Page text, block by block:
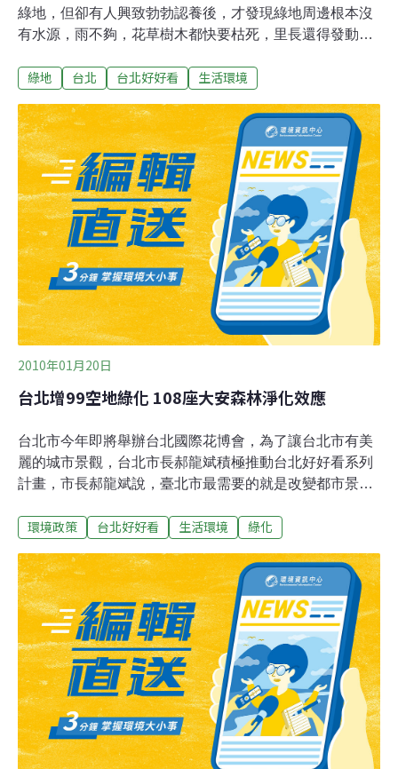
綠地，但卻有人興致勃勃認養後，才發現綠地周邊根本沒
有水源，雨不夠，花草樹木都快要枯死，里長還得發動里
聽到抱怨，台北市產發局趕緊出面協調區公所協助解決。
北市產發局花錢蓋了花圃，鋪了步道，種了花草樹木，為
了推動「台北好好看」，歡迎認養，但有里長認養後，發
現差很大，只能自力救濟，維持綠地，直到議員出面，當
初規劃的產發局才說會協調處理。綠地上頭的花草樹木已
經種了超過半年，卻到了隔年一月，才開始找水源，這
「好好看」的計畫，反而成了認養人的困擾。
綠地 台北 台北好好看 生活環境
2010年01月20日
台北增99空地綠化 108座大安森林淨化效應
台北市今年即將舉辦台北國際花博會，為了讓台北市有美
麗的城市景觀，台北市長郝龍斌積極推動台北好好看系列
計畫，市長郝龍斌說，臺北市最需要的就是改變都市景
快樂地球」，就是要把影響都市景觀、窳陋、不安全的部
已經有99件申請。市長郝龍斌說，台北市從去年3月31日
公告受理閒置空地美化之後，一共清出99件公私有土地，
將原本髒亂不安全的角落，改善為清潔、美麗的活動及停
車空間，預估已經為臺北市增加20多萬平方公尺的綠色面
積，二氧化碳吸收量相當於108個大安森林公園。而臺北
市從99個綠色基地中，選擇其中60塊面積較大的綠地，會
升起紅色氣球，民眾看到紅色汽球就能找到一塊綠地。
環境政策 台北好好看 生活環境 綠化